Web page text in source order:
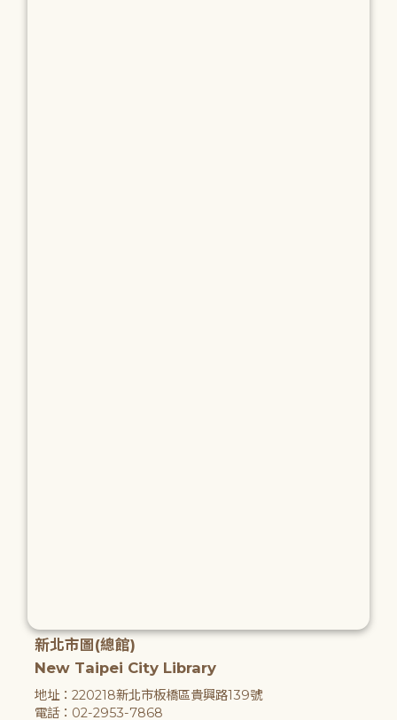
新北市圖(總館)
New Taipei City Library
地址：220218新北市板橋區貴興路139號
電話：02-2953-7868